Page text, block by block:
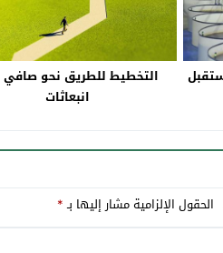
التخطيط للطريق نحو
انبعاثات
الحقول الإلزامية مشار إليها بـ*